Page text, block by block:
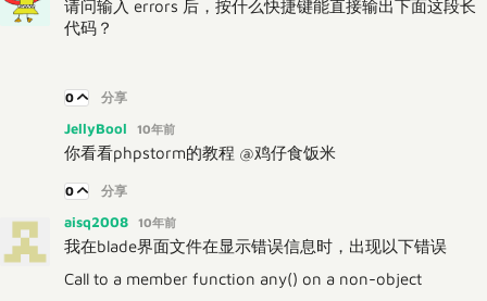
请问输入 errors 后，按什么快捷键能直接输出下面这段长
代码？
0 分享
JellyBool 10年前
你看看phpstorm的教程 @鸡仔食饭米
0 分享
aisq2008 10年前
我在blade界面文件在显示错误信息时，出现以下错误
Call to a member function any() on a non-object